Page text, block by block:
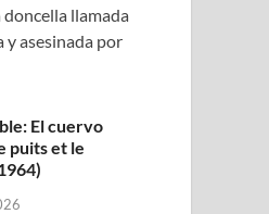
llamada
asesinada por
El cuervo
puits et le